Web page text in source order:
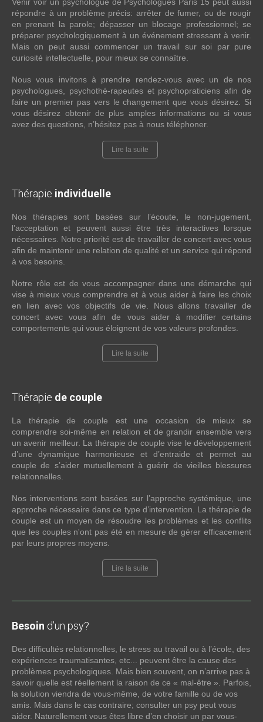
répondre à un problème précis: arrêter de fumer, ou de rougir
en prenant la parole; dépasser un blocage professionnel; se
préparer psychologiquement à un événement stressant à venir.
Mais on peut aussi commencer un travail sur soi par pure
curiosité intellectuelle, pour mieux se connaître.
Nous vous invitons à prendre rendez-vous avec un de nos
psychologues, psychothé-rapeutes et psychopraticiens afin de
faire un premier pas vers le changement que vous désirez. Si
vous désirez obtenir de plus amples informations ou si vous
avez des questions, n’hésitez pas à nous téléphoner.
Lire la suite
Thérapie individuelle
Nos thérapies sont basées sur l’écoute, le non-jugement,
l’acceptation et peuvent aussi être très interactives lorsque
nécessaires. Notre priorité est de travailler de concert avec vous
afin de maintenir une relation de qualité et un service qui répond
à vos besoins.
Notre rôle est de vous accompagner dans une démarche qui
vise à mieux vous comprendre et à vous aider à faire les choix
en lien avec vos objectifs de vie. Nous allons travailler de
concert avec vous afin de vous aider à modifier certains
comportements qui vous éloignent de vos valeurs profondes.
Lire la suite
Thérapie de couple
La thérapie de couple est une occasion de mieux se
comprendre soi-même en relation et de grandir ensemble vers
un avenir meilleur. La thérapie de couple vise le développement
d’une dynamique harmonieuse et d’entraide et permet au
couple de s’aider mutuellement à guérir de vieilles blessures
relationnelles.
Nos interventions sont basées sur l’approche systémique, une
approche nécessaire dans ce type d’intervention. La thérapie de
couple est un moyen de résoudre les problèmes et les conflits
que les couples n'ont pas été en mesure de gérer efficacement
par leurs propres moyens.
Lire la suite
Besoin d’un psy?
Des difficultés relationnelles, le stress au travail ou à l’école, des
expériences traumatisantes, etc... peuvent être la cause des
problèmes psychologiques. Mais bien souvent, on n’arrive pas à
savoir quelle est réellement la raison de ce « mal-être ». Parfois,
la solution viendra de vous-même, de votre famille ou de vos
amis. Mais dans le cas contraire; consulter un psy peut vous
aider. Naturellement vous êtes libre d’en choisir un par vous-